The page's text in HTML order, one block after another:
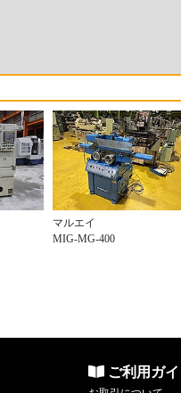
マルエイ
MIG-MG-400
ご利用ガ